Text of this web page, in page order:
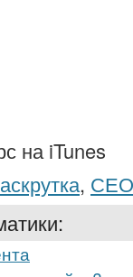
на iTunes
, СЕО